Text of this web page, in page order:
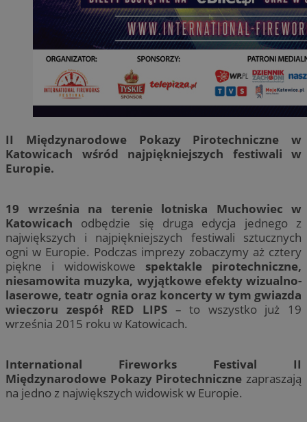
II Międzynarodowe Pokazy Pirotechniczne w
Katowicach wśród najpiękniejszych festiwali w
Europie.
19 września na terenie lotniska Muchowiec w
Katowicach odbędzie się druga edycja jednego z
największych i najpiękniejszych festiwali sztucznych
ogni w Europie. Podczas imprezy zobaczymy aż cztery
piękne i widowiskowe spektakle pirotechniczne,
niesamowita muzyka, wyjątkowe efekty wizualno-
laserowe, teatr ognia oraz koncerty w tym gwiazda
wieczoru zespół RED LIPS – to wszystko już 19
września 2015 roku w Katowicach.
International Fireworks Festival II
Międzynarodowe Pokazy Pirotechniczne zapraszają
na jedno z największych widowisk w Europie.